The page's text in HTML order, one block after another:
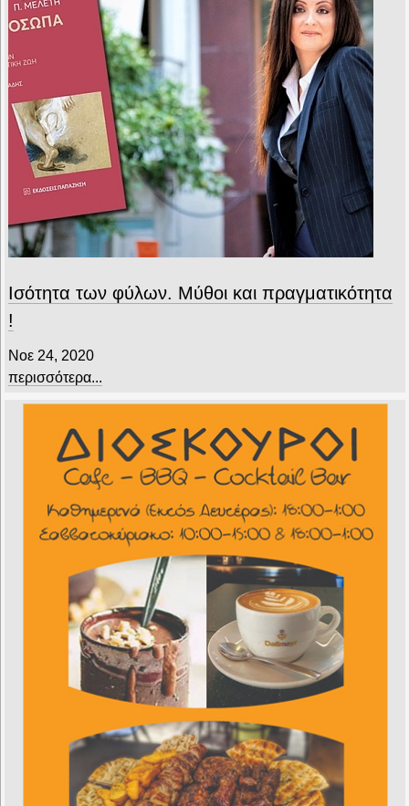
Ισότητα των φύλων. Μύθοι και πραγματικότητα
!
Νοε 24, 2020
περισσότερα...